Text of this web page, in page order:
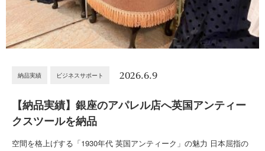
納品実績 ビジネスサポート 2026.6.9
【納品実績】銀座のアパレル店へ英国アンティー
クスツールを納品
空間を格上げする「1930年代 英国アンティーク」の魅力 日本屈指の